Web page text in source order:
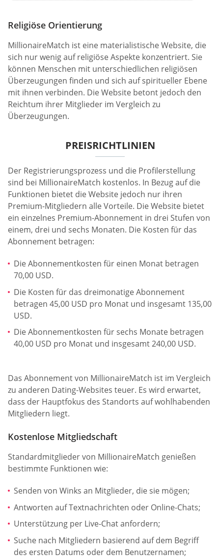
Religiöse Orientierung
MillionaireMatch ist eine materialistische Website, die
sich nur wenig auf religiöse Aspekte konzentriert. Sie
können Menschen mit unterschiedlichen religiösen
Überzeugungen finden und sich auf spiritueller Ebene
mit ihnen verbinden. Die Website betont jedoch den
Reichtum ihrer Mitglieder im Vergleich zu
Überzeugungen.
PREISRICHTLINIEN
Der Registrierungsprozess und die Profilerstellung
sind bei MillionaireMatch kostenlos. In Bezug auf die
Funktionen bietet die Website jedoch nur ihren
Premium-Mitgliedern alle Vorteile. Die Website bietet
ein einzelnes Premium-Abonnement in drei Stufen von
einem, drei und sechs Monaten. Die Kosten für das
Abonnement betragen:
Die Abonnementkosten für einen Monat betragen
70,00 USD.
Die Kosten für das dreimonatige Abonnement
betragen 45,00 USD pro Monat und insgesamt 135,00
USD.
Die Abonnementkosten für sechs Monate betragen
40,00 USD pro Monat und insgesamt 240,00 USD.
Das Abonnement von MillionaireMatch ist im Vergleich
zu anderen Dating-Websites teuer. Es wird erwartet,
dass der Hauptfokus des Standorts auf wohlhabenden
Mitgliedern liegt.
Kostenlose Mitgliedschaft
Standardmitglieder von MillionaireMatch genießen
bestimmte Funktionen wie:
Senden von Winks an Mitglieder, die sie mögen;
Antworten auf Textnachrichten oder Online-Chats;
Unterstützung per Live-Chat anfordern;
Suche nach Mitgliedern basierend auf dem Begriff
des ersten Datums oder dem Benutzernamen;